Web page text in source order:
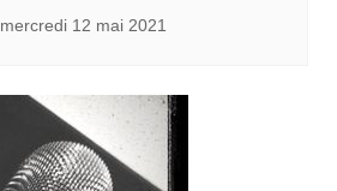
mercredi 12 mai 2021